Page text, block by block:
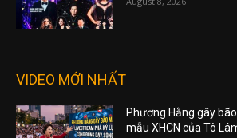
VIDEO MỚI NHẤT
Phương Hằng gây
mẫu XHCN của Tô